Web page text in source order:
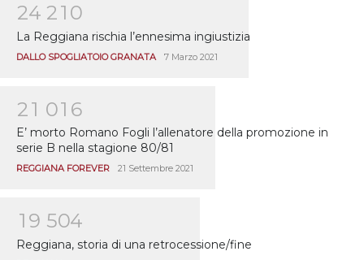
24 21 0
La Reggiana rischia l’ennesima ingiustizia
DALLO SPOGLIATOIO GRANATA 7 Marzo 2021
21 01 6
E’ morto Romano Fogli l’allenatore della promozione in
serie B nella stagione 80/81
REGGIANA FOREVER 21 Settembre 2021
1 9 504
Reggiana, storia di una retrocessione/fine